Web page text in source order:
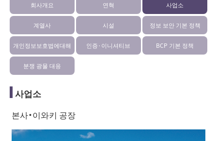
회사개요 연혁 사업소
계열사 시설 정보 보안 기본 정책
개인정보보호법에대해 인증·이니셔티브 BCP 기본 정책
분쟁 광물 대응
사업소
본사・이와키 공장